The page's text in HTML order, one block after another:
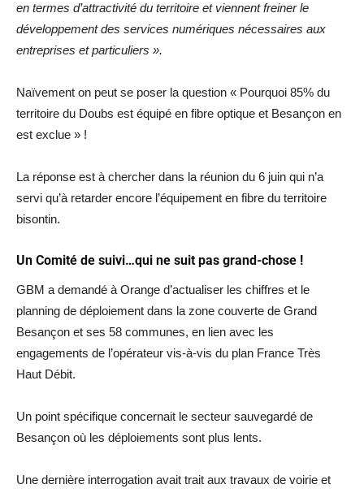
en termes d’attractivité du territoire et viennent freiner le
développement des services numériques nécessaires aux
entreprises et particuliers ».
Naïvement on peut se poser la question « Pourquoi 85% du
territoire du Doubs est équipé en fibre optique et Besançon en
est exclue » !
La réponse est à chercher dans la réunion du 6 juin qui n’a
servi qu’à retarder encore l’équipement en fibre du territoire
bisontin.
Un Comité de suivi…qui ne suit pas grand-chose !
GBM a demandé à Orange d’actualiser les chiffres et le
planning de déploiement dans la zone couverte de Grand
Besançon et ses 58 communes, en lien avec les
engagements de l’opérateur vis-à-vis du plan France Très
Haut Débit.
Un point spécifique concernait le secteur sauvegardé de
Besançon où les déploiements sont plus lents.
Une dernière interrogation avait trait aux travaux de voirie et